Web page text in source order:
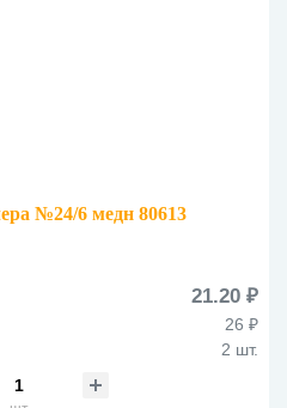
№24/6 медн 80613
21.20 ₽
26 ₽
2 шт.